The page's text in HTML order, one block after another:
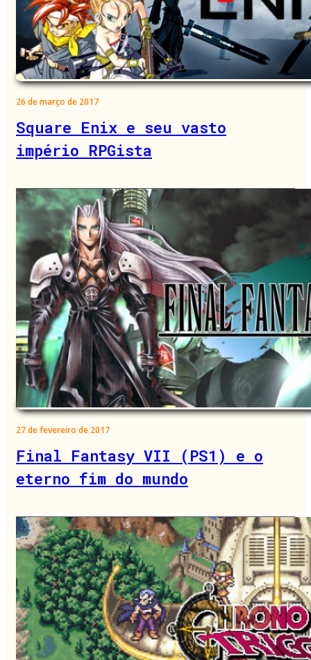
26 de março de 2017
Square Enix e seu vasto
império RPGista
27 de fevereiro de 2017
Final Fantasy VII (PS1) e o
eterno fim do mundo